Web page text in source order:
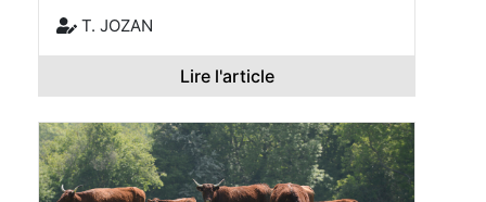
T. JOZAN
Lire l'article